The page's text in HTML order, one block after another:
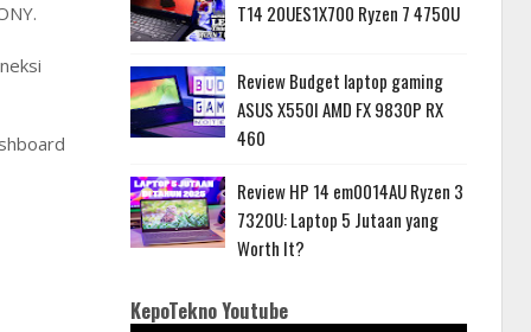
T14 20UES1X700 Ryzen 7 4750U
Review Budget laptop gaming
ASUS X550I AMD FX 9830P RX
460
Review HP 14 em0014AU Ryzen 3
7320U: Laptop 5 Jutaan yang
Worth It?
KepoTekno Youtube